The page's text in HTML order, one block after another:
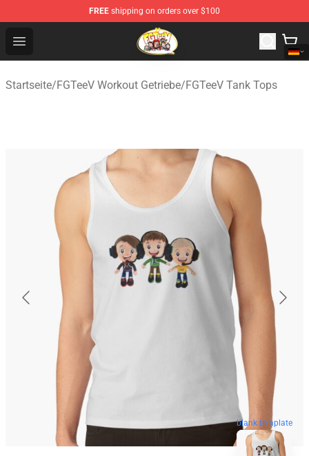
FREE shipping on orders over $100
Open menu
FGTeeV Store - Official FGTeeV Merchandise Shop
Startseite/FGTeeV Workout Getriebe/FGTeeV Tank Tops
blank template